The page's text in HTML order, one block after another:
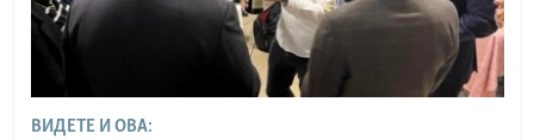
ВИДЕТЕ И ОВА: